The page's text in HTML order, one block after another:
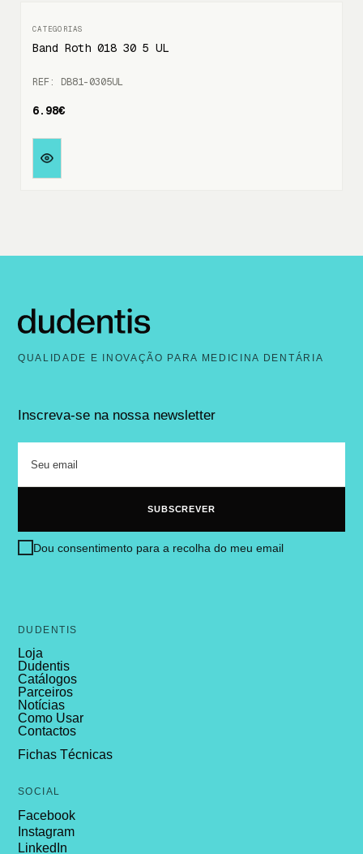
Band Roth 018 30 5 UL
REF: DB81-0305UL
6.98€
QUALIDADE E INOVAÇÃO PARA MEDICINA DENTÁRIA
Inscreva-se na nossa newsletter
Dou consentimento para a recolha do meu email
DUDENTIS
Loja
Dudentis
Catálogos
Parceiros
Notícias
Como Usar
Contactos
Fichas Técnicas
SOCIAL
Facebook
Instagram
LinkedIn